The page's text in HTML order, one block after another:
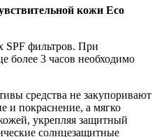
кожи Eco
SPF фильтров. При
более 3 часов необходимо
средства не закупоривают
и покраснение, а мягко
укрепляя защитный
солнцезащитные